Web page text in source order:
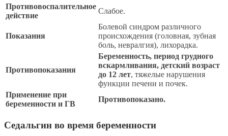
Противовоспалительное
действие
Слабое.
Показания
Болевой синдром различного
происхождения (головная, зубная
боль, невралгия), лихорадка.
Противопоказания
Беременность, период грудного
вскармливания, детский возраст
до 12 лет, тяжелые нарушения
функции печени и почек.
Применение при
беременности и ГВ
Противопоказано.
Седальгин во время беременности